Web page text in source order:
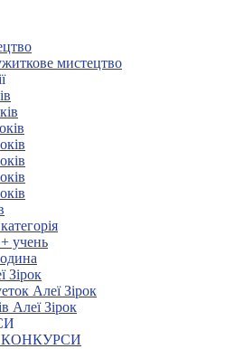
мистецтво
учень
Зірок
Алеї Зірок
Алеї Зірок